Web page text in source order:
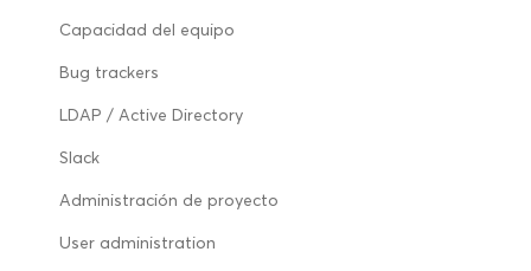
Capacidad del equipo
Bug trackers
LDAP / Active Directory
Slack
Administración de proyecto
User administration